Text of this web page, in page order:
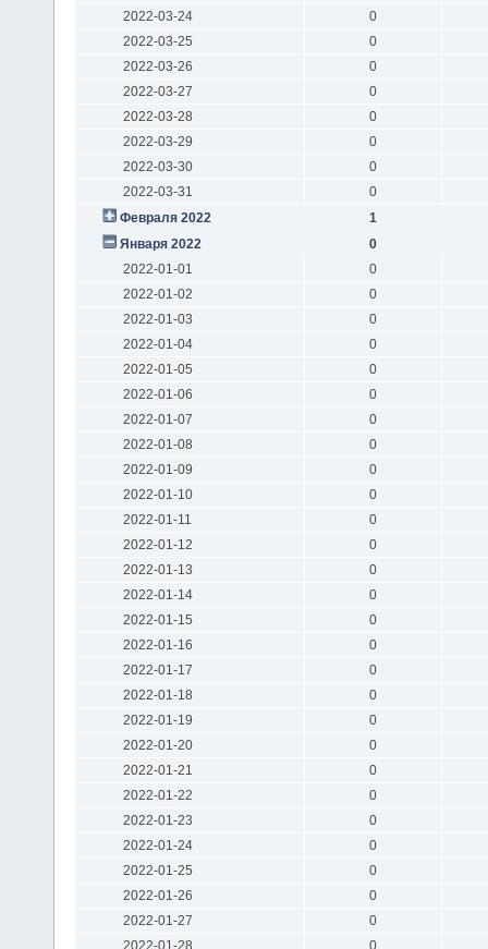
2022-03-24
0
2022-03-25
0
2022-03-26
0
2022-03-27
0
2022-03-28
0
2022-03-29
0
2022-03-30
0
2022-03-31
0
Февраля 2022
1
Января 2022
0
2022-01-01
0
2022-01-02
0
2022-01-03
0
2022-01-04
0
2022-01-05
0
2022-01-06
0
2022-01-07
0
2022-01-08
0
2022-01-09
0
2022-01-10
0
2022-01-11
0
2022-01-12
0
2022-01-13
0
2022-01-14
0
2022-01-15
0
2022-01-16
0
2022-01-17
0
2022-01-18
0
2022-01-19
0
2022-01-20
0
2022-01-21
0
2022-01-22
0
2022-01-23
0
2022-01-24
0
2022-01-25
0
2022-01-26
0
2022-01-27
0
2022-01-28
0